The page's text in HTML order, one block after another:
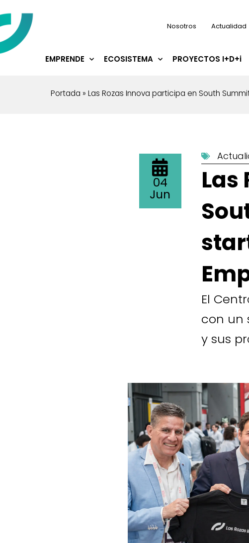
Nosotros Actualidad
EMPRENDE ECOSISTEMA PROYECTOS I+D+i
Portada » Las Rozas Innova participa en South
04
Jun
Las
El
con un
y sus